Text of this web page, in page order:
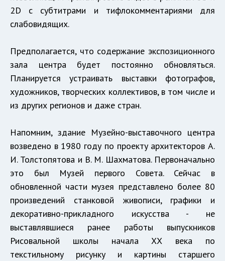
2D с субтитрами и тифлокомментариями для
слабовидящих.
Предполагается, что содержание экспозиционного
зала центра будет постоянно обновляться.
Планируется устраивать выставки фотографов,
художников, творческих коллективов, в том числе и
из других регионов и даже стран.
Напомним, здание Музейно-выставочного центра
возведено в 1980 году по проекту архитекторов А.
И. Толстопятова и В. М. Шахматова. Первоначально
это был Музей первого Совета. Сейчас в
обновленной части музея представлено более 80
произведений станковой живописи, графики и
декоративно-прикладного искусства - не
выставлявшиеся ранее работы выпускников
Рисовальной школы начала ХХ века по
текстильному рисунку и картины старшего